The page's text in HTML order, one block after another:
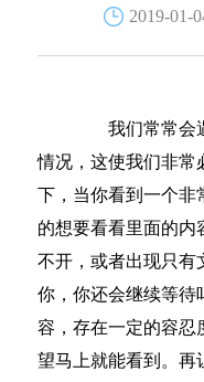
2019-01-
我们常常会遇
情况，这使我们非常
下，当你看到一个非
的想要看看里面的内
不开，或者出现只有
你，你还会继续等待
容，存在一定的容忍
望马上就能看到。再